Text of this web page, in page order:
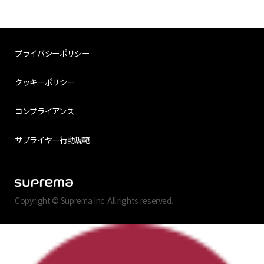
プライバシーポリシー
クッキーポリシー
コンプライアンス
サプライヤー行動規範
Copyright © Suprema Inc. All rights reserved.